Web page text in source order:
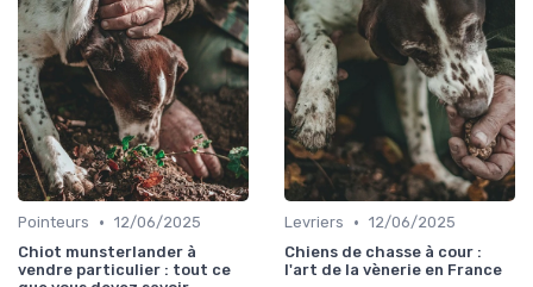
Pointeurs • 12/06/2025
Chiot munsterlander à
vendre particulier : tout ce
Levriers • 12/06/2025
Chiens de chasse à cour :
l'art de la vènerie en France